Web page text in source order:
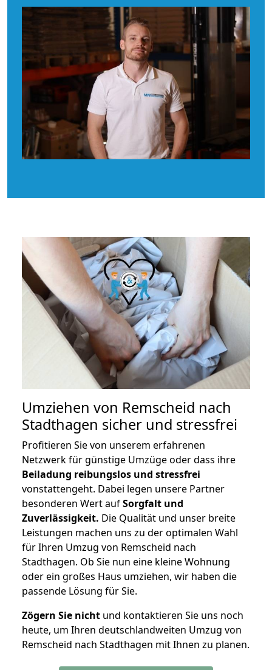
Umziehen von Remscheid nach
Stadthagen sicher und stressfrei
Profitieren Sie von unserem erfahrenen
Netzwerk für günstige Umzüge oder dass ihre
Beiladung reibungslos und stressfrei
vonstattengeht. Dabei legen unsere Partner
besonderen Wert aufSorgfalt und
Zuverlässigkeit. Die Qualität und unser breite
Leistungen machen uns zu der optimalen Wahl
für Ihren Umzug von Remscheid nach
Stadthagen. Ob Sie nun eine kleine Wohnung
oder ein großes Haus umziehen, wir haben die
passende Lösung für Sie.
Zögern Sie nicht und kontaktieren Sie uns noch
heute, um Ihren deutschlandweiten Umzug von
Remscheid nach Stadthagen mit Ihnen zu planen.